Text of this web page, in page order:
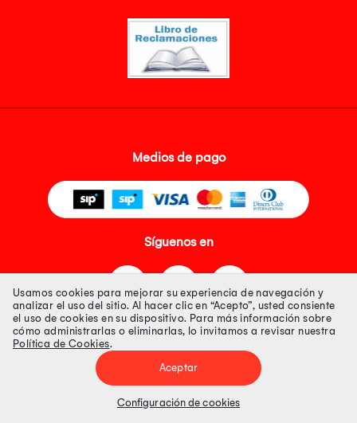
Medios de pago
Síguenos en
Tienda 100% Segura
Tiendas Peruanas S.A. R.U.C. Nº 20493020618. Todos los derechos
Precios disponibles solo en www.oechsle.pe. Precios online publicados
Usamos cookies para mejorar su experiencia de navegación y
analizar el uso del sitio. Al hacer clic en “Acepto”, usted consiente
el uso de cookies en su dispositivo. Para más información sobre
cómo administrarlas o eliminarlas, lo invitamos a revisar nuestra
Política de Cookies.
Aceptar
Configuración de cookies